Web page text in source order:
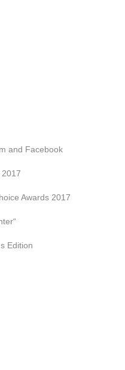
and Facebook
Awards 2017
Edition